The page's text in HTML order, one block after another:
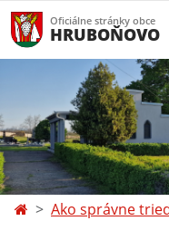
Oficiálne stránky obce
HRUBOŇOVO
Ako správne